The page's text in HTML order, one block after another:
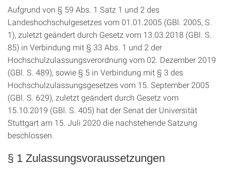
Aufgrund von § 59 Abs. 1 Satz 1 und 2 des
Landeshochschulgesetzes vom 01.01.2005 (GBl. 2005, S.
1), zuletzt geändert durch Gesetz vom 13.03.2018 (GBl. S.
85) in Verbindung mit § 33 Abs. 1 und 2 der
Hochschulzulassungsverordnung vom 02. Dezember 2019
(GBl. S. 489), sowie § 5 in Verbindung mit § 3 des
Hochschulzulassungsgesetzes vom 15. September 2005
(GBl. S. 629), zuletzt geändert durch Gesetz vom
15.10.2019 (GBl. S. 405) hat der Senat der Universität
Stuttgart am 15. Juli 2020 die nachstehende Satzung
beschlossen.
§ 1 Zulassungsvoraussetzungen